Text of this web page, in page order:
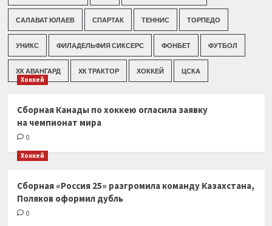
САЛАВАТ ЮЛАЕВ СПАРТАК ТЕННИС ТОРПЕДО
УНИКС ФИЛАДЕЛЬФИЯ СИКСЕРС ФОНБЕТ ФУТБОЛ
ХК АВАНГАРД ХК ТРАКТОР ХОККЕЙ ЦСКА
Хоккей
Сборная Канады по хоккею огласила заявку
на чемпионат мира
0
Хоккей
Сборная «Россия 25» разгромила команду Казахстана,
Поляков оформил дубль
0